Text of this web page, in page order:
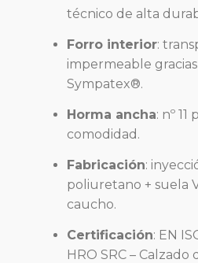
técnico de alta
Forro interior:
impermeable
Sympatex®.
Horma ancha: nº
comodidad.
Fabricación:
poliuretano + suela
caucho.
Certificación: EN
HRO SRC –